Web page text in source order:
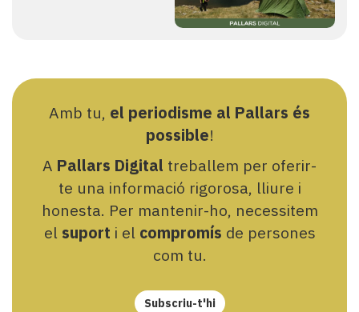
Amb tu, el periodisme al Pallars és
possible!
A Pallars Digital treballem per oferir-
te una informació rigorosa, lliure i
honesta. Per mantenir-ho, necessitem
el suport i el compromís de persones
com tu.
Subscriu-t'hi